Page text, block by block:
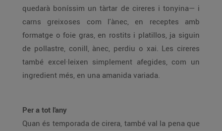
quedarà boníssim un tàrtar de cireres i tonyina— i
carns greixoses com l'ànec, en receptes amb
formatge o foie gras, en rostits i platillos, ja siguin
de pollastre, conill, ànec, perdiu o xai. Les cireres
també excel·leixen simplement afegides, com un
ingredient més, en una amanida variada.
Per a tot l'any
Quan és temporada de cirera, també val la pena que